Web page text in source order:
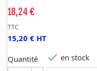
18,24 €
TTC
15,20 € HT
Quantité  en stock